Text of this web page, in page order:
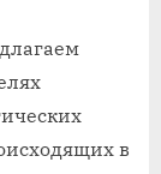
в